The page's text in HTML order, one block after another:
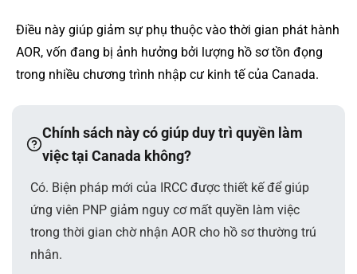
Điều này giúp giảm sự phụ thuộc vào thời gian phát hành
AOR, vốn đang bị ảnh hưởng bởi lượng hồ sơ tồn đọng
trong nhiều chương trình nhập cư kinh tế của Canada.
Chính sách này có giúp duy trì quyền làm
việc tại Canada không?
Có. Biện pháp mới của IRCC được thiết kế để giúp
ứng viên PNP giảm nguy cơ mất quyền làm việc
trong thời gian chờ nhận AOR cho hồ sơ thường trú
nhân.